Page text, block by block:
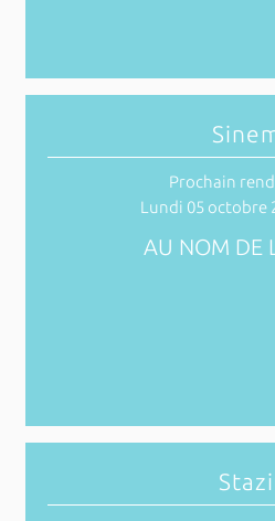
Prochain
Lundi 05 octobre
AU NOM DE